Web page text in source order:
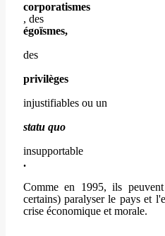
corporatismes
, des
égoïsmes,
des
privilèges
injustifiables ou un
statu quo
insupportable
.
Comme en 1995, ils
certains) paralyser le pays et
crise économique et morale.